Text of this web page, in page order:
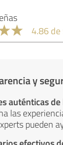
4.86 de
y
auténticas
las
pueden